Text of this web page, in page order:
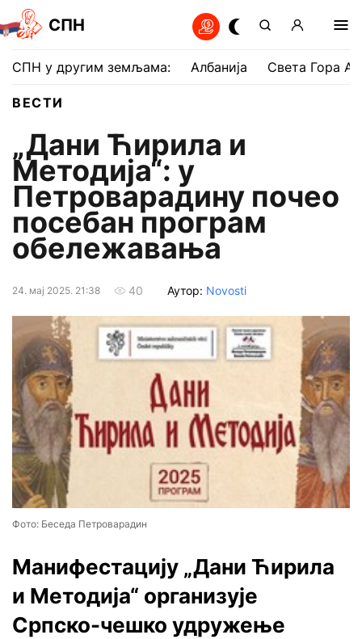
СПН
СПН у другим земљама: Албанија Света Гора
ВЕСТИ
„Дани Ћирила и
Методија“: у
Петроварадину почео
посебан програм
обележавања
24. мај 2025. 21:38 40 Аутор: Novosti
Фото: Беседа Петроварадин
Манифестацију „Дани Ћирила
и Методија“ организује
Српско-чешко удружење